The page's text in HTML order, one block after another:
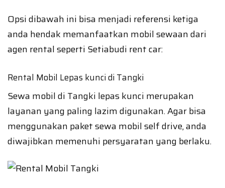
Opsi dibawah ini bisa menjadi referensi ketiga
anda hendak memanfaatkan mobil sewaan dari
agen rental seperti Setiabudi rent car:
Rental Mobil Lepas kunci di Tangki
Sewa mobil di Tangki lepas kunci merupakan
layanan yang paling lazim digunakan. Agar bisa
menggunakan paket sewa mobil self drive, anda
diwajibkan memenuhi persyaratan yang berlaku.